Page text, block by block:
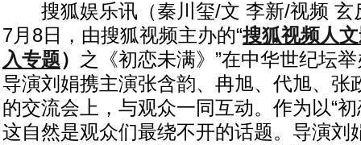
搜狐娱乐讯（秦川玺/文 李新/视频 玄
7月8日，由搜狐视频主办的“搜狐视频人
入专题） 之《初恋未满》”在中华世纪坛
导演刘娟携主演张含韵、冉旭、代旭、张
的交流会上，与观众一同互动。作为以“
这自然是观众们最绕不开的话题。导演刘